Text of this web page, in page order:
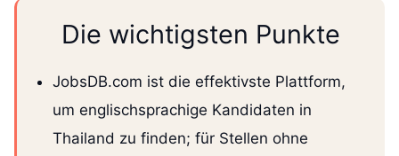
Die wichtigsten Punkte
JobsDB.com ist die effektivste Plattform,
um englischsprachige Kandidaten in
Thailand zu finden; für Stellen ohne